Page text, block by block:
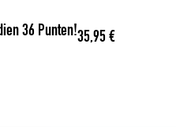
36 Punten!35,95€